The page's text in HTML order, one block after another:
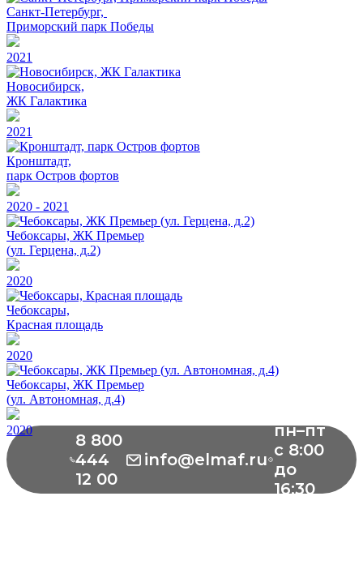
Санкт-Петербург,
Приморский парк Победы
2021
Новосибирск,
ЖК Галактика
2021
Кронштадт,
парк Остров фортов
2020 - 2021
Чебоксары, ЖК Премьер
(ул. Герцена, д.2)
2020
Чебоксары,
Красная площадь
2020
Чебоксары, ЖК Премьер
(ул. Автономная, д.4)
2020
8 800
444
12 00
info@elmaf.ru
пн–пт
с 8:00
до
16:30